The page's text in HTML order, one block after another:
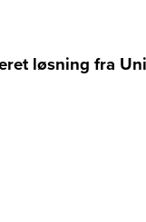
løsning fra